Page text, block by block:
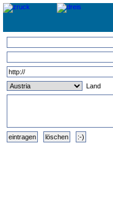
Land